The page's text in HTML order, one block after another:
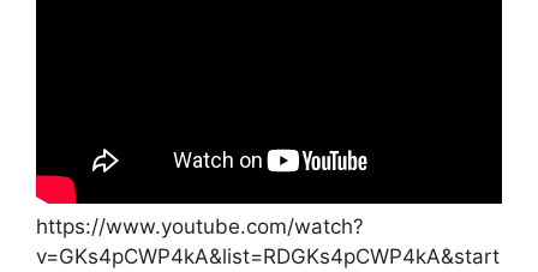
https://www.youtube.com/watch?
v=GKs4pCWP4kA&list=RDGKs4pCWP4kA&start